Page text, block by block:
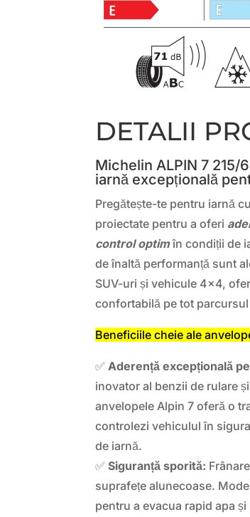
DETALII
Michelin ALPIN 7 215/
iarnă excepțională
Pregătește-te pentru iarnă cu
proiectate pentru a oferi
control optimîn condiții de
de înaltă performanță sunt
SUV-uri și vehicule 4×4,
confortabilă pe tot
Beneficiile cheie ale
✅ Aderență excepțională
inovator al benzii de rulare
anvelopele Alpin 7 oferă o
controlezi vehiculul în
de iarnă.
✅Siguranță sporită:
suprafețe alunecoase.
pentru a evacua rapid apa